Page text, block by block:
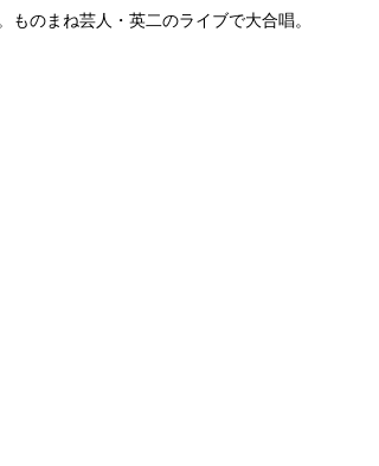
ものまね芸人・英二のライブで大合唱。